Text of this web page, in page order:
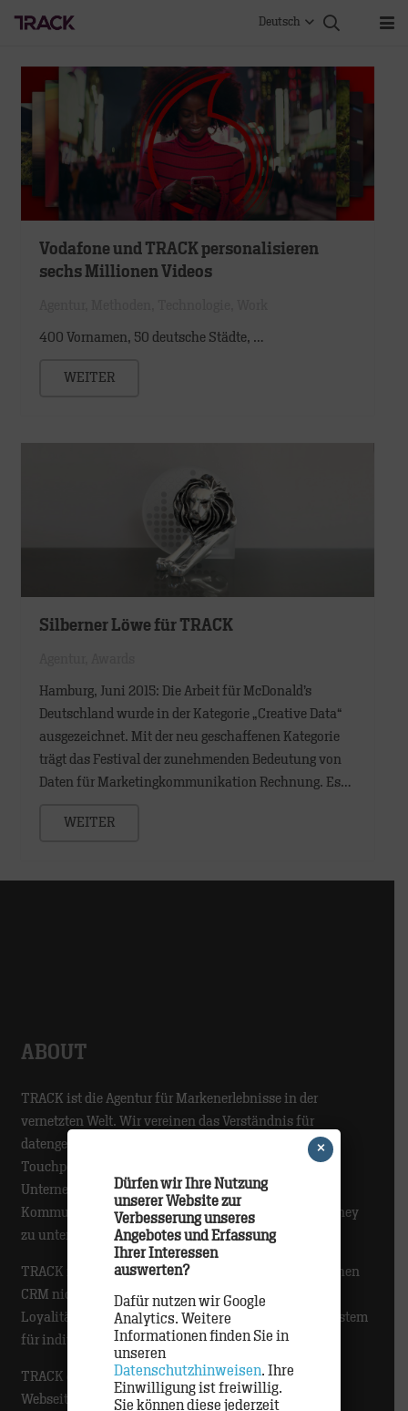
Deutsch
Vodafone und TRACK personalisieren
sechs Millionen Videos
400 Vornamen, 50 deutsche Städte, …
WEITER
Silberner Löwe für TRACK
Hamburg, Juni 2015: Die Arbeit für McDonald’s
Deutschland wurde in der Kategorie „Creative Data“
ausgezeichnet. Mit der neu geschaffenen Kategorie
trägt das Festival der zunehmenden Bedeutung von
Daten für Marketingkommunikation Rechnung. Es…
WEITER
ABOUT
TRACK ist die Agentur für Markenerlebnisse in der
vernetzten Welt. Wir vereinen das Verständnis für
datengetriebenes Kundenmanagement, digitale
Touchpoints und kreative Kommunikation, um
Unternehmen bei der relevanten und personalisierten
Kommunikation entlang der gesamten Customer Journey
zu unterstützen.
TRACK ist Spezialist für CRM-Programme. Wir verstehen
CRM nicht nur als Kundenbindungs- oder
Loyalitätsprogramm, sondern als datengetriebenes System
für individualisiertes Marketing.
TRACK entwickelt und realisiert digitale Touchpoints:
Webseiten, Lösungen für eCommerce und
Dürfen wir Ihre Nutzung
unserer Website zur
Verbesserung unseres
Angebotes und Erfassung
Ihrer Interessen
auswerten?
Dafür nutzen wir Google
Analytics. Weitere
Informationen finden Sie in
unseren
Datenschutzhinweisen. Ihre
Einwilligung ist freiwillig.
Sie können diese jederzeit
×